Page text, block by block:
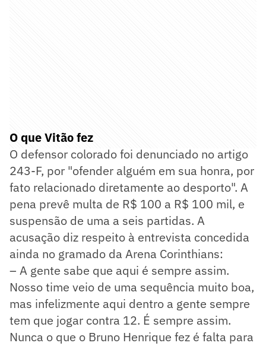
O que Vitão fez
O defensor colorado foi denunciado no artigo
243-F, por "ofender alguém em sua honra, por
fato relacionado diretamente ao desporto". A
pena prevê multa de R$ 100 a R$ 100 mil, e
suspensão de uma a seis partidas. A
acusação diz respeito à entrevista concedida
ainda no gramado da Arena Corinthians:
– A gente sabe que aqui é sempre assim.
Nosso time veio de uma sequência muito boa,
mas infelizmente aqui dentro a gente sempre
tem que jogar contra 12. É sempre assim.
Nunca o que o Bruno Henrique fez é falta para